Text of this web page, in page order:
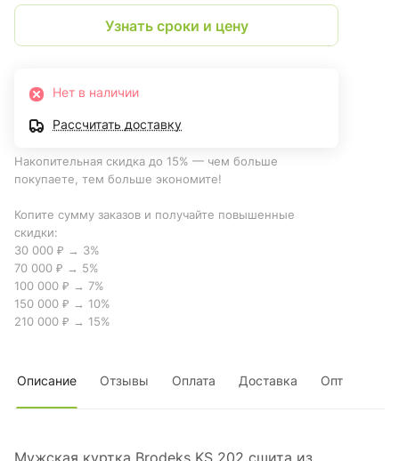
Узнать сроки и цену
Нет в наличии
Рассчитать доставку
Накопительная скидка до 15% — чем больше
покупаете, тем больше экономите!
Копите сумму заказов и получайте повышенные
скидки:
30 000 ₽ → 3%
70 000 ₽ → 5%
100 000 ₽ → 7%
150 000 ₽ → 10%
210 000 ₽ → 15%
Описание Отзывы Оплата Доставка Опт